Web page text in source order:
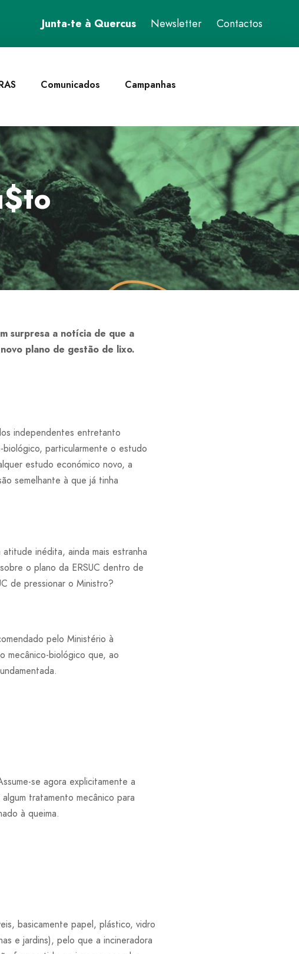
Junta-te à Quercus Newsletter Contactos
Comunicados Campanhas
surpresa a notícia de que a
plano de gestão de lixo.
independentes entretanto
particularmente o estudo
estudo económico novo, a
semelhante à que já tinha
inédita, ainda mais estranha
o plano da ERSUC dentro de
de pressionar o Ministro?
pelo Ministério à
mecânico-biológico que, ao
se agora explicitamente a
tratamento mecânico para
à queima.
basicamente papel, plástico, vidro
e jardins), pelo que a incineradora